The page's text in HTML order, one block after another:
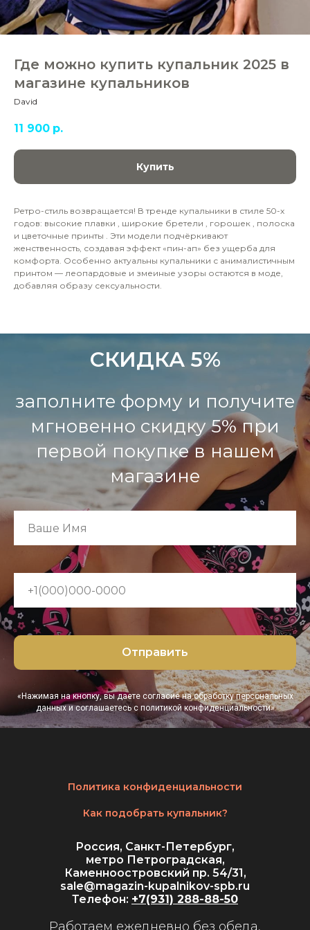
Где можно купить купальник 2025 в
магазине купальников
David
11 900 р.
Купить
Ретро-стиль возвращается! В тренде купальники в стиле 50-х
годов: высокие плавки , широкие бретели , горошек , полоска
и цветочные принты . Эти модели подчёркивают
женственность, создавая эффект «пин-ап» без ущерба для
комфорта. Особенно актуальны купальники с анималистичным
принтом — леопардовые и змеиные узоры остаются в моде,
добавляя образу сексуальности.
СКИДКА 5%
заполните форму и получите
мгновенно скидку 5% при
первой покупке в нашем
магазине
Отправить
«Нажимая на кнопку, вы даете согласие на обработку персональных
данных и соглашаетесь c политикой конфиденциальности»
Политика конфиденциальности
Как подобрать купальник?
Россия, Санкт-Петербург,
метро Петроградская,
Каменноостровский пр. 54/31,
sale@magazin-kupalnikov-spb.ru
Телефон: +7(931) 288-88-50
Работаем ежедневно без обеда,